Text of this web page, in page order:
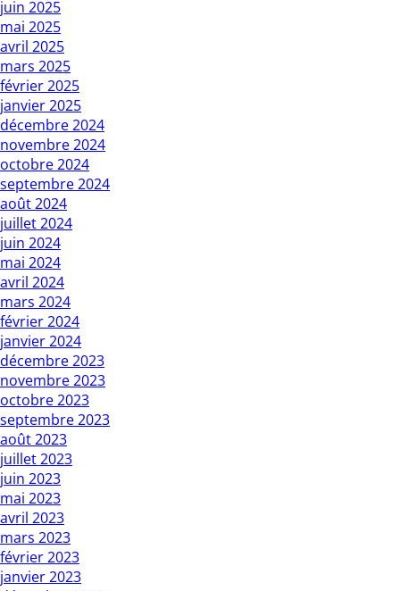
juin 2025
mai 2025
avril 2025
mars 2025
février 2025
janvier 2025
décembre 2024
novembre 2024
octobre 2024
septembre 2024
août 2024
juillet 2024
juin 2024
mai 2024
avril 2024
mars 2024
février 2024
janvier 2024
décembre 2023
novembre 2023
octobre 2023
septembre 2023
août 2023
juillet 2023
juin 2023
mai 2023
avril 2023
mars 2023
février 2023
janvier 2023